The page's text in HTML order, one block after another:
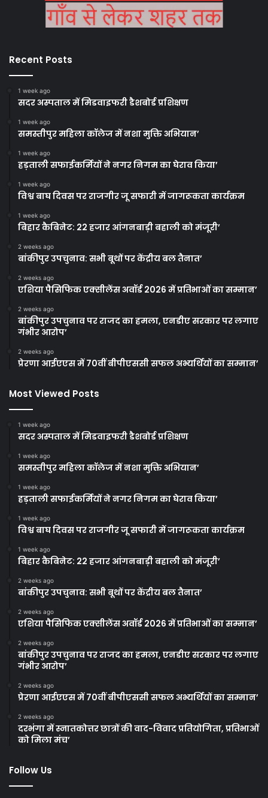
Recent Posts
1 week ago
सदर अस्पताल में मिडवाइफरी डैशबोर्ड प्रशिक्षण
1 week ago
समस्तीपुर महिला कॉलेज में नशा मुक्ति अभियान’
1 week ago
हड़ताली सफाईकर्मियों ने नगर निगम का घेराव किया’
1 week ago
विश्व बाघ दिवस पर राजगीर जू सफारी में जागरूकता कार्यक्रम
1 week ago
बिहार कैबिनेट: 22 हजार आंगनबाड़ी बहाली को मंजूरी’
2 weeks ago
बांकीपुर उपचुनाव: सभी बूथों पर केंद्रीय बल तैनात’
2 weeks ago
एशिया पैसिफिक एक्सीलेंस अवॉर्ड 2026 में प्रतिभाओं का सम्मान’
2 weeks ago
बांकीपुर उपचुनाव पर राजद का हमला, एनडीए सरकार पर लगाए
गंभीर आरोप’
2 weeks ago
प्रेरणा आईएएस में 70वीं बीपीएससी सफल अभ्यर्थियों का सम्मान’
Most Viewed Posts
1 week ago
सदर अस्पताल में मिडवाइफरी डैशबोर्ड प्रशिक्षण
1 week ago
समस्तीपुर महिला कॉलेज में नशा मुक्ति अभियान’
1 week ago
हड़ताली सफाईकर्मियों ने नगर निगम का घेराव किया’
1 week ago
विश्व बाघ दिवस पर राजगीर जू सफारी में जागरूकता कार्यक्रम
1 week ago
बिहार कैबिनेट: 22 हजार आंगनबाड़ी बहाली को मंजूरी’
2 weeks ago
बांकीपुर उपचुनाव: सभी बूथों पर केंद्रीय बल तैनात’
2 weeks ago
एशिया पैसिफिक एक्सीलेंस अवॉर्ड 2026 में प्रतिभाओं का सम्मान’
2 weeks ago
बांकीपुर उपचुनाव पर राजद का हमला, एनडीए सरकार पर लगाए
गंभीर आरोप’
2 weeks ago
प्रेरणा आईएएस में 70वीं बीपीएससी सफल अभ्यर्थियों का सम्मान’
2 weeks ago
दरभंगा में स्नातकोत्तर छात्रों की वाद-विवाद प्रतियोगिता, प्रतिभाओं
को मिला मंच’
Follow Us